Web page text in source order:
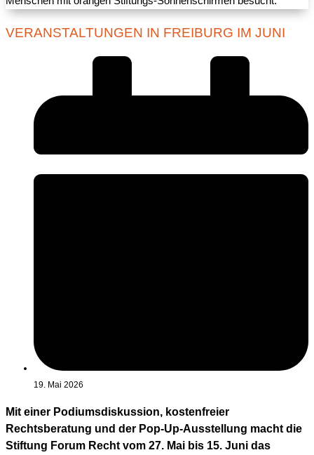
VERANSTALTUNGEN IN FREIBURG IM JUNI
19. Mai 2026
Mit einer Podiumsdiskussion, kostenfreier
Rechtsberatung und der Pop-Up-Ausstellung macht die
Stiftung Forum Recht vom 27. Mai bis 15. Juni das